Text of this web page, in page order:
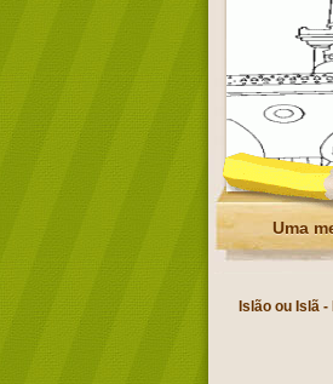
Uma
Islão ou Islã